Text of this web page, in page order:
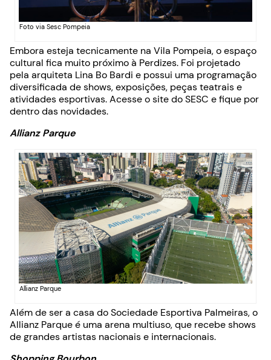
Foto via Sesc Pompeia
Embora esteja tecnicamente na Vila Pompeia, o espaço
cultural fica muito próximo à Perdizes. Foi projetado
pela arquiteta Lina Bo Bardi e possui uma programação
diversificada de shows, exposições, peças teatrais e
atividades esportivas. Acesse o site do SESC e fique por
dentro das novidades.
Allianz Parque
Allianz Parque
Além de ser a casa do Sociedade Esportiva Palmeiras, o
Allianz Parque é uma arena multiuso, que recebe shows
de grandes artistas nacionais e internacionais.